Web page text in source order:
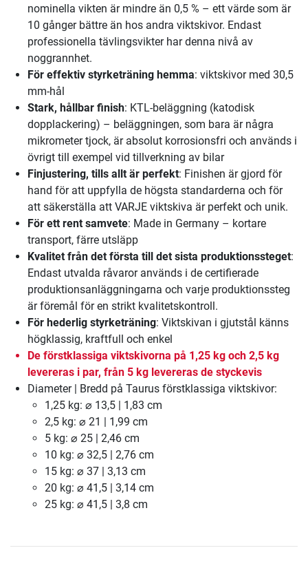
nominella vikten är mindre än 0,5 % – ett värde som är
10 gånger bättre än hos andra viktskivor. Endast
professionella tävlingsvikter har denna nivå av
noggrannhet.
För effektiv styrketräning hemma: viktskivor med 30,5
mm-hål
Stark, hållbar finish: KTL-beläggning (katodisk
dopplackering) – beläggningen, som bara är några
mikrometer tjock, är absolut korrosionsfri och används i
övrigt till exempel vid tillverkning av bilar
Finjustering, tills allt är perfekt: Finishen är gjord för
hand för att uppfylla de högsta standarderna och för
att säkerställa att VARJE viktskiva är perfekt och unik.
För ett rent samvete: Made in Germany – kortare
transport, färre utsläpp
Kvalitet från det första till det sista produktionssteget:
Endast utvalda råvaror används i de certifierade
produktionsanläggningarna och varje produktionssteg
är föremål för en strikt kvalitetskontroll.
För hederlig styrketräning: Viktskivan i gjutstål känns
högklassig, kraftfull och enkel
De förstklassiga viktskivorna på 1,25 kg och 2,5 kg
levereras i par, från 5 kg levereras de styckevis
Diameter | Bredd på Taurus förstklassiga viktskivor:
1,25 kg: ⌀ 13,5 | 1,83 cm
2,5 kg: ⌀ 21 | 1,99 cm
5 kg: ⌀ 25 | 2,46 cm
10 kg: ⌀ 32,5 | 2,76 cm
15 kg: ⌀ 37 | 3,13 cm
20 kg: ⌀ 41,5 | 3,14 cm
25 kg: ⌀ 41,5 | 3,8 cm